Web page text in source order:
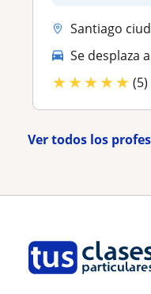
Santiago
Se desplaza
★★★★★ (5)
Ver todos los